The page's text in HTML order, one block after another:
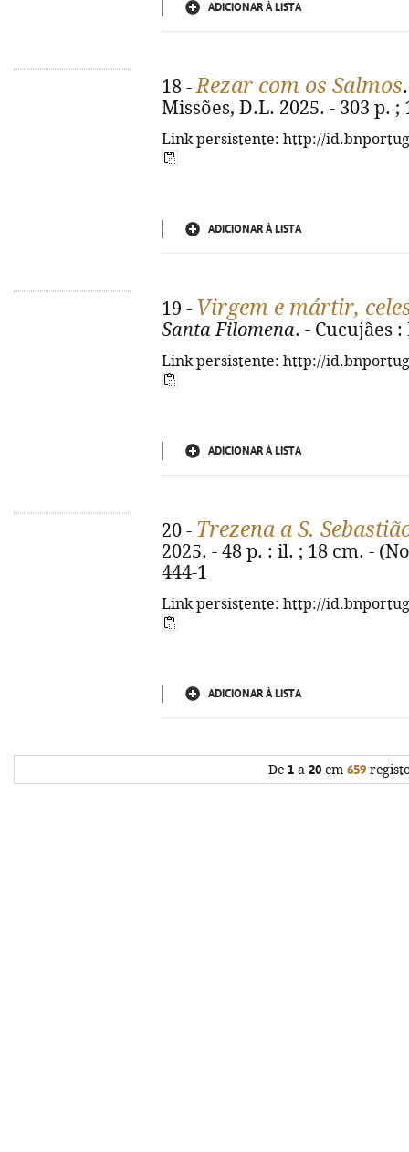
ADICIONAR À LISTA
18 -Rezar com os Salmos
Missões, D.L. 2025. - 303 p. ;
Link persistente: http://
ADICIONAR À LISTA
19 - Virgem e mártir,
Santa Filomena. - Cucujães :
Link persistente: http://
ADICIONAR À LISTA
20 - Trezena a S.
2025. - 48 p. : il. ; 18 cm. -
444-1
Link persistente: http://
ADICIONAR À LISTA
De 1 a 20 em 659